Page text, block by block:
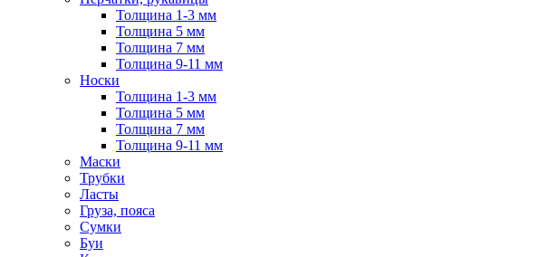
Толщина 1-3 мм
Толщина 5 мм
Толщина 7 мм
Толщина 9-11 мм
Носки
Толщина 1-3 мм
Толщина 5 мм
Толщина 7 мм
Толщина 9-11 мм
Маски
Трубки
Ласты
Груза, пояса
Сумки
Буи